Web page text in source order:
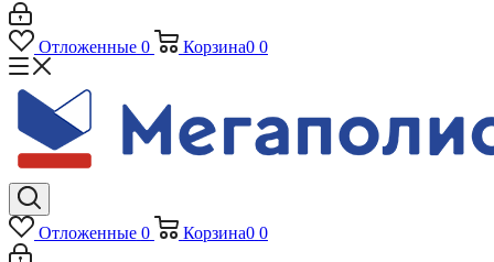
Отложенные 0 Корзина0 0
Отложенные 0 Корзина0 0